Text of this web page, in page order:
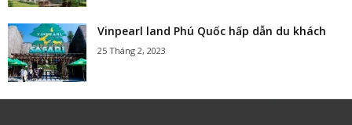
Vinpearl land Phú Quốc hấp dẫn du khách
25 Tháng 2, 2023